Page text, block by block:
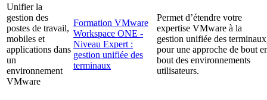
Unifier la
gestion des
postes de travail,
mobiles et
applications dans
un
environnement
VMware
Formation VMware
Workspace ONE -
Niveau Expert :
gestion unifiée des
terminaux
Permet d’étendre votre
expertise VMware à la
gestion unifiée des
pour une approche de bout
bout des environnements
utilisateurs.